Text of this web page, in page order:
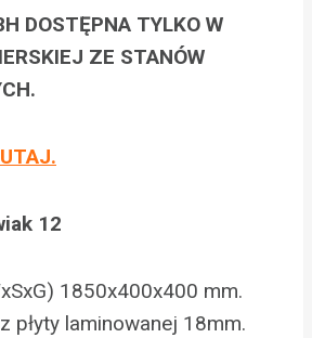
DOSTĘPNA TYLKO W
ZE STANÓW
12
1850x400x400 mm.
płyty laminowanej 18mm.